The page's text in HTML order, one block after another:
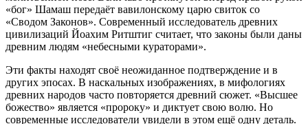
«бог» Шамаш передаёт вавилонскому царю свиток со
«Сводом Законов». Современный исследователь древних
цивилизаций Йоахим Ритштиг считает, что законы были даны
древним людям «небесными кураторами».
Эти факты находят своё неожиданное подтверждение и в
других эпосах. В наскальных изображениях, в мифологиях
древних народов часто повторяется древний сюжет. «Высшее
божество» является «пророку» и диктует свою волю. Но
современные исследователи увидели в этом ещё одну деталь.